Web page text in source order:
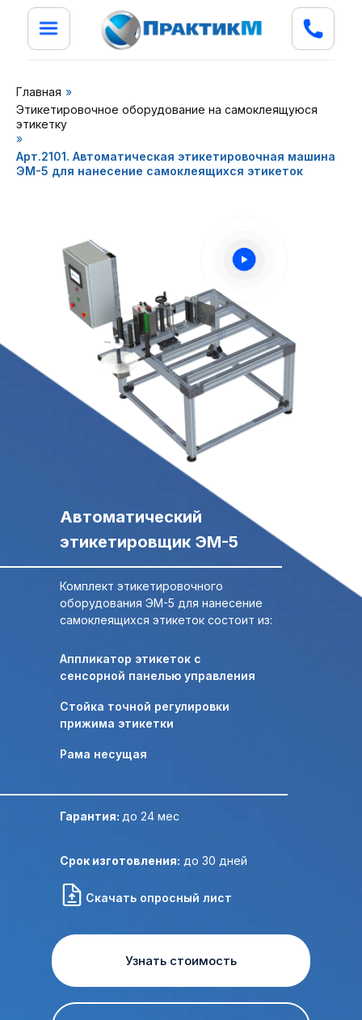
Российский производитель
этикетировочного оборудования
zakaz@praktikm.ru
Задать вопрос в
WhatsApp
ПОЛУЧИТЬ
КОНСУЛЬТАЦИЮ
Отправить ТЗ на почту:
Свяжитесь с нами,
мы сейчас онлайн:
Свяжитесь с нами,
мы сейчас онлайн:
Главная »
Этикетировочное оборудование на самоклеящуюся
этикетку
»
Арт.2101. Автоматическая этикетировочная машина
ЭМ-5 для нанесение самоклеящихся этикеток
Комплект этикетировочного
оборудования ЭМ-5 для нанесение
самоклеящихся этикеток состоит из:
Срок изготовления: до 30 дней
Аппликатор этикеток с
сенсорной панелью управления
Стойка точной регулировки
прижима этикетки
Рама несущая
Автоматический
этикетировщик ЭМ-5
Скачать опросный лист
Гарантия: до 24 мес
Узнать стоимость